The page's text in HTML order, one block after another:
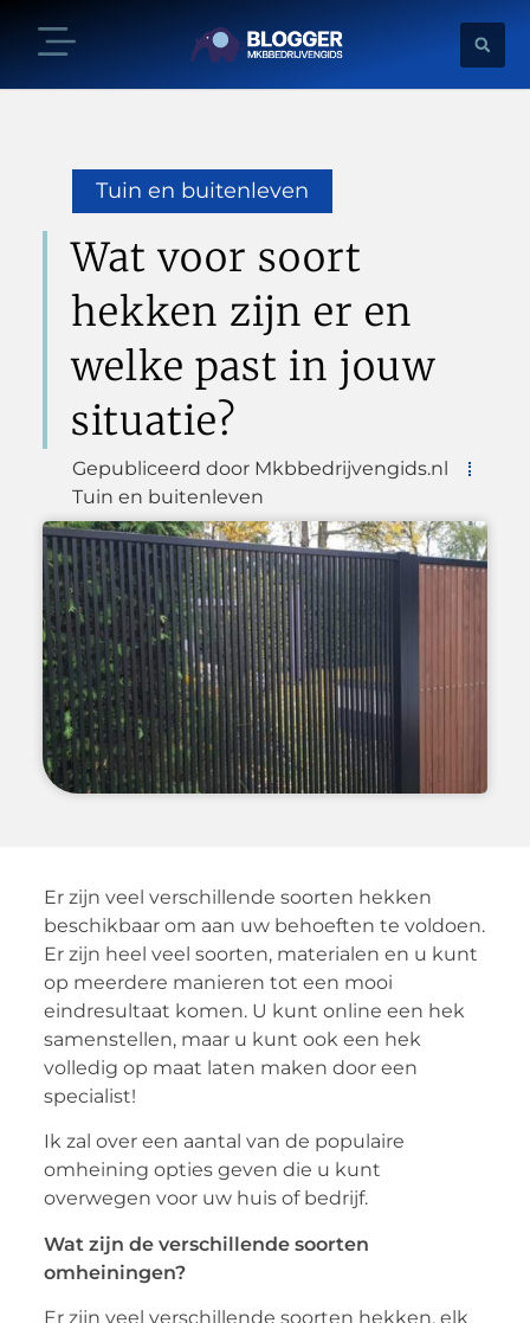
Tuin en buitenleven
Wat voor soort
hekken zijn er en
welke past in jouw
situatie?
Gepubliceerd door Mkbbedrijvengids.nl
Tuin en buitenleven
Er zijn veel verschillende soorten hekken
beschikbaar om aan uw behoeften te voldoen.
Er zijn heel veel soorten, materialen en u kunt
op meerdere manieren tot een mooi
eindresultaat komen. U kunt online een hek
samenstellen, maar u kunt ook een hek
volledig op maat laten maken door een
specialist!
Ik zal over een aantal van de populaire
omheining opties geven die u kunt
overwegen voor uw huis of bedrijf.
Wat zijn de verschillende soorten
omheiningen?
Er zijn veel verschillende soorten hekken, elk